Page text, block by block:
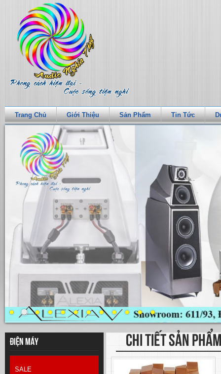
Trang Chủ Giới Thiệu Sản Phẩm Tin Tức
Điện máy
SALE
CHI TIẾT SẢN PHẨM